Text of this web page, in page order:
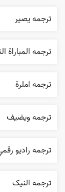
ترجمه یصیر
ترجمه المباراة
ترجمه املرة
ترجمه ويضيف
ترجمه راديو
ترجمه النیک